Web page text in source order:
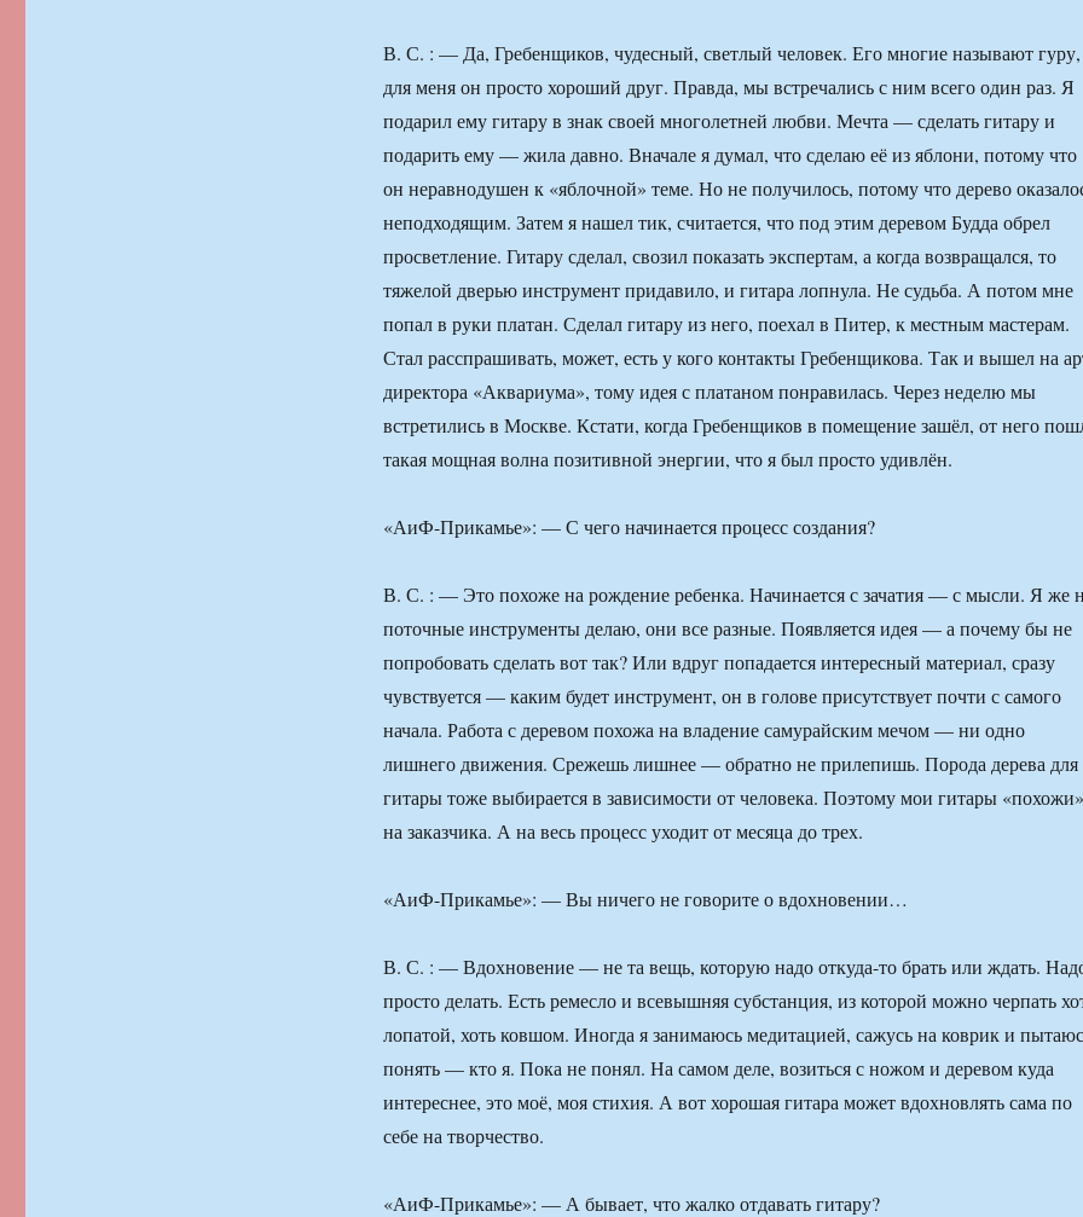
В. С. : — Да, Гребенщиков, чудесный, светлый человек. Его многие называют гуру,
для меня он просто хороший друг. Правда, мы встречались с ним всего один раз. Я
подарил ему гитару в знак своей многолетней любви. Мечта — сделать гитару и
подарить ему — жила давно. Вначале я думал, что сделаю её из яблони, потому что
он неравнодушен к «яблочной» теме. Но не получилось, потому что дерево
неподходящим. Затем я нашел тик, считается, что под этим деревом Будда обрел
просветление. Гитару сделал, свозил показать экспертам, а когда возвращался, то
тяжелой дверью инструмент придавило, и гитара лопнула. Не судьба. А потом мне
попал в руки платан. Сделал гитару из него, поехал в Питер, к местным мастерам.
Стал расспрашивать, может, есть у кого контакты Гребенщикова. Так и вышел на
директора «Аквариума», тому идея с платаном понравилась. Через неделю мы
встретились в Москве. Кстати, когда Гребенщиков в помещение зашёл, от него
такая мощная волна позитивной энергии, что я был просто удивлён.
«АиФ-Прикамье»: — С чего начинается процесс создания?
В. С. : — Это похоже на рождение ребенка. Начинается с зачатия — с мысли. Я же
поточные инструменты делаю, они все разные. Появляется идея — а почему бы не
попробовать сделать вот так? Или вдруг попадается интересный материал, сразу
чувствуется — каким будет инструмент, он в голове присутствует почти с самого
начала. Работа с деревом похожа на владение самурайским мечом — ни одно
лишнего движения. Срежешь лишнее — обратно не прилепишь. Порода дерева для
гитары тоже выбирается в зависимости от человека. Поэтому мои гитары «похожи»
на заказчика. А на весь процесс уходит от месяца до трех.
«АиФ-Прикамье»: — Вы ничего не говорите о вдохновении…
В. С. : — Вдохновение — не та вещь, которую надо откуда-то брать или ждать.
просто делать. Есть ремесло и всевышняя субстанция, из которой можно черпать
лопатой, хоть ковшом. Иногда я занимаюсь медитацией, сажусь на коврик и
понять — кто я. Пока не понял. На самом деле, возиться с ножом и деревом куда
интереснее, это моё, моя стихия. А вот хорошая гитара может вдохновлять сама по
себе на творчество.
«АиФ-Прикамье»: — А бывает, что жалко отдавать гитару?